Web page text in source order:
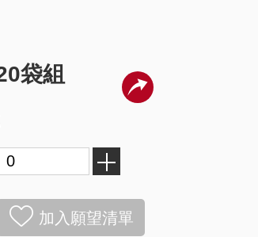
評熱賣
OUT
袋組
加入願望清單